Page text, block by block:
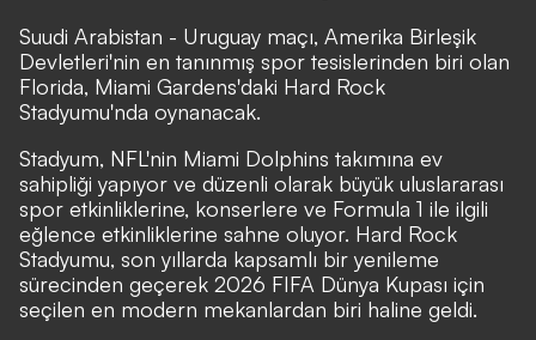
Suudi Arabistan - Uruguay maçı, Amerika Birleşik
Devletleri'nin en tanınmış spor tesislerinden biri olan
Florida, Miami Gardens'daki Hard Rock
Stadyumu'nda oynanacak.
Stadyum, NFL'nin Miami Dolphins takımına ev
sahipliği yapıyor ve düzenli olarak büyük uluslararası
spor etkinliklerine, konserlere ve Formula 1 ile ilgili
eğlence etkinliklerine sahne oluyor. Hard Rock
Stadyumu, son yıllarda kapsamlı bir yenileme
sürecinden geçerek 2026 FIFA Dünya Kupası için
seçilen en modern mekanlardan biri haline geldi.